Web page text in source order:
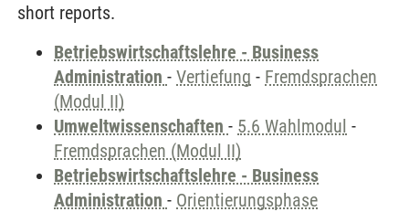
short reports.
Betriebswirtschaftslehre - Business
Administration - Vertiefung - Fremdsprachen
(Modul II)
Umweltwissenschaften - 5.6 Wahlmodul -
Fremdsprachen (Modul II)
Betriebswirtschaftslehre - Business
Administration - Orientierungsphase